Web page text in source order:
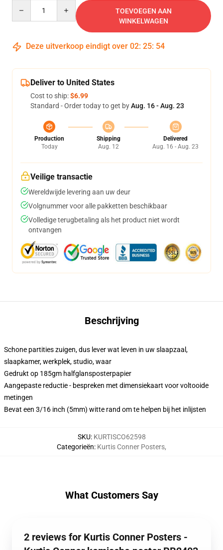
TOEVOEGEN AAN
WINKELWAGEN
Deze uitverkoop eindigt over 02: 25: 54
Deliver to United States
Cost to ship:$6.99
Standard - Order today to get byAug. 16 - Aug. 23
Production
Today
Shipping
Aug. 12
Delivered
Aug. 16 - Aug. 23
Veilige transactie
Wereldwijde levering aan uw deur
Volgnummer voor alle pakketten beschikbaar
Volledige terugbetaling als het product niet wordt
ontvangen
Beschrijving
Schone partities zuigen, dus lever wat leven in uw slaapzaal,
slaapkamer, werkplek, studio, waar
Gedrukt op 185gm halfglansposterpapier
Aangepaste reductie - bespreken met dimensiekaart voor voltooide
metingen
Bevat een 3/16 inch (5mm) witte rand om te helpen bij het inlijsten
SKU: KURTISCO62598
Categorieën: Kurtis Conner Posters,
What Customers Say
2 reviews for Kurtis Conner Posters -